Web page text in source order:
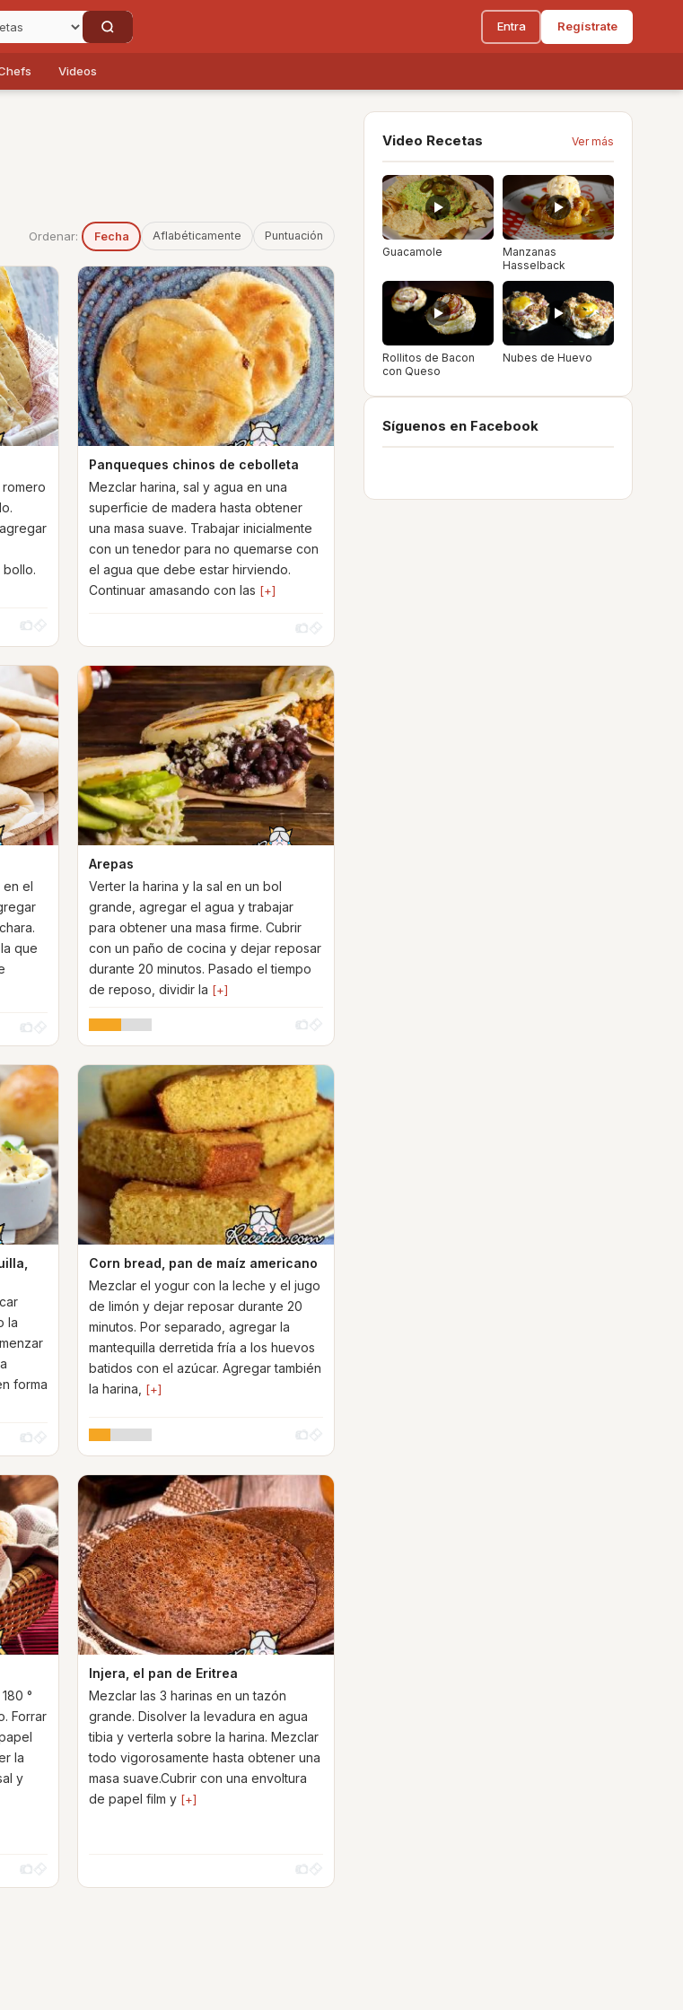
Entra Regístrate
Videos
Ordenar: Fecha Aflabéticamente Puntuación
bollo.
Panqueques chinos de cebolleta
Mezclar harina, sal y agua en una
superficie de madera hasta obtener
una masa suave. Trabajar inicialmente
con un tenedor para no quemarse con
el agua que debe estar hirviendo.
Continuar amasando con las [+]
en el
que
Arepas
Verter la harina y la sal en un bol
grande, agregar el agua y trabajar
para obtener una masa firme. Cubrir
con un paño de cocina y dejar reposar
durante 20 minutos. Pasado el tiempo
de reposo, dividir la [+]
la
forma
Corn bread, pan de maíz americano
Mezclar el yogur con la leche y el jugo
de limón y dejar reposar durante 20
minutos. Por separado, agregar la
mantequilla derretida fría a los huevos
batidos con el azúcar. Agregar también
la harina, [+]
°
Forrar
la
y
Injera, el pan de Eritrea
Mezclar las 3 harinas en un tazón
grande. Disolver la levadura en agua
tibia y verterla sobre la harina. Mezclar
todo vigorosamente hasta obtener una
masa suave.Cubrir con una envoltura
de papel film y [+]
Video Recetas Ver más
Guacamole
Manzanas
Hasselback
Rollitos de Bacon
con Queso
Nubes de Huevo
Síguenos en Facebook